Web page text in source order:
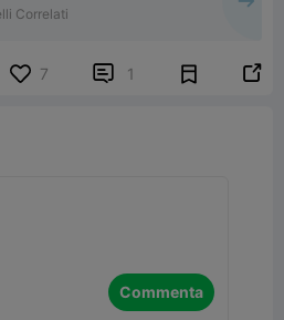
Correlati
7  1 
Commenta